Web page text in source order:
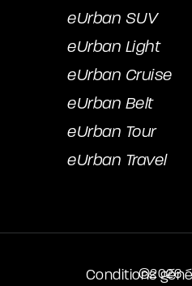
eUrban SUV
eUrban Light
eUrban Cruise
eUrban Belt
eUrban Tour
eUrban Travel
©2026
Conditions